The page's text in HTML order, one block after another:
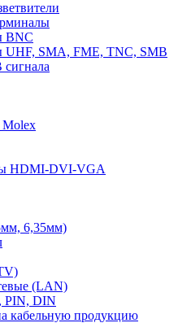
BNC
UHF, SMA, FME, TNC, SMB
Molex
HDMI-DVI-VGA
6,35мм)
(LAN)
PIN, DIN
кабельную продукцию